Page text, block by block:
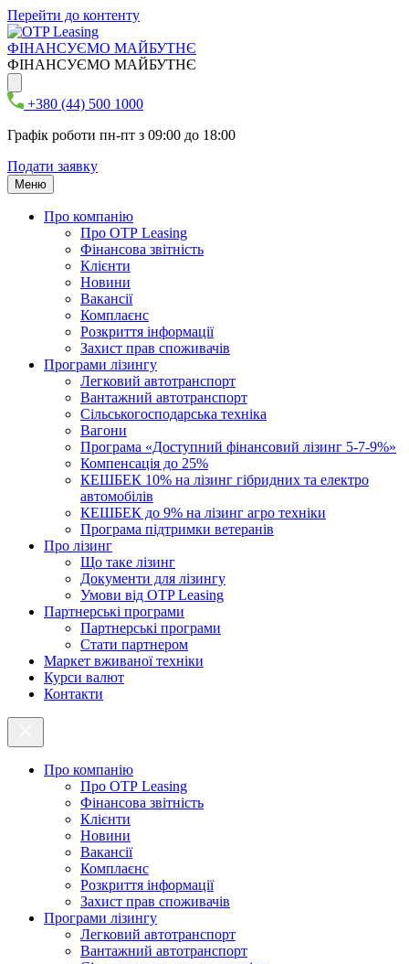
Перейти до контенту
ФІНАНСУЄМО МАЙБУТНЄ
ФІНАНСУЄМО МАЙБУТНЄ
+380 (44) 500 1000
Графік роботи пн-пт з 09:00 до 18:00
Подати заявку
Меню
Про компанію
Про ОТР Leasing
Фінансова звітність
Клієнти
Новини
Вакансії
Комплаєнс
Розкриття інформації
Захист прав споживачів
Програми лізингу
Легковий автотранспорт
Вантажний автотранспорт
Cільськогосподарська техніка
Вагони
Програма «Доступний фінансовий лізинг 5-7-9%»
Компенсація до 25%
КЕШБЕК 10% на лізинг гібридних та електро
автомобілів
КЕШБЕК до 9% на лізинг агро техніки
Програма підтримки ветеранів
Про лізинг
Що таке лізинг
Документи для лізингу
Умови від OTP Leasing
Партнерські програми
Партнерські програми
Стати партнером
Маркет вживаної техніки
Курси валют
Контакти
Про компанію
Про ОТР Leasing
Фінансова звітність
Клієнти
Новини
Вакансії
Комплаєнс
Розкриття інформації
Захист прав споживачів
Програми лізингу
Легковий автотранспорт
Вантажний автотранспорт